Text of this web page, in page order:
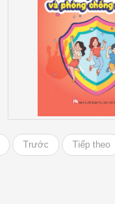
Cẩm Nang Giáo
Và Phòng
Trước Tiếp theo